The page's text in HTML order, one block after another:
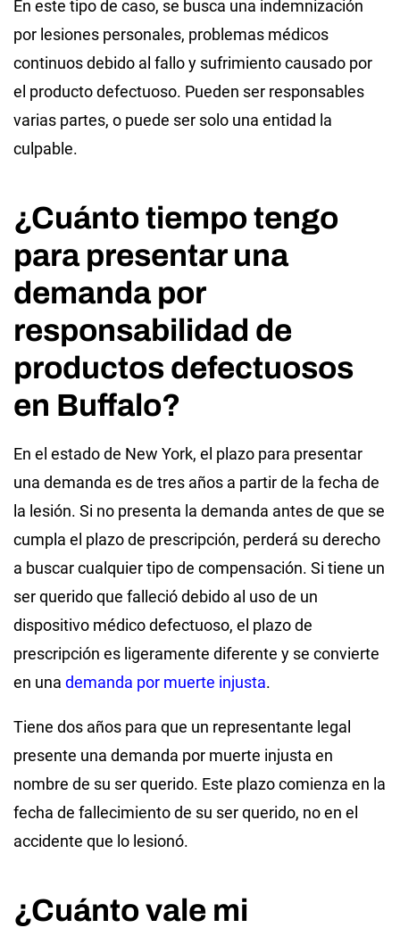
En este tipo de caso, se busca una indemnización
por lesiones personales, problemas médicos
continuos debido al fallo y sufrimiento causado por
el producto defectuoso. Pueden ser responsables
varias partes, o puede ser solo una entidad la
culpable.
¿Cuánto tiempo tengo
para presentar una
demanda por
responsabilidad de
productos defectuosos
en Buffalo?
En el estado de New York, el plazo para presentar
una demanda es de tres años a partir de la fecha de
la lesión. Si no presenta la demanda antes de que se
cumpla el plazo de prescripción, perderá su derecho
a buscar cualquier tipo de compensación. Si tiene un
ser querido que falleció debido al uso de un
dispositivo médico defectuoso, el plazo de
prescripción es ligeramente diferente y se convierte
en una demanda por muerte injusta.
Tiene dos años para que un representante legal
presente una demanda por muerte injusta en
nombre de su ser querido. Este plazo comienza en la
fecha de fallecimiento de su ser querido, no en el
accidente que lo lesionó.
¿Cuánto vale mi